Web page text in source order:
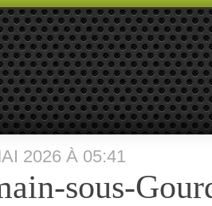
2026 À 05:41
sous-